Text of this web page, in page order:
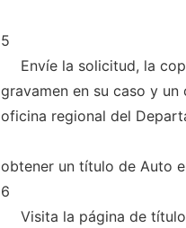
5
Envíe la solicitud, la
gravamen en su caso y
oficina regional del
obtener un título de Auto
6
Visita la página de